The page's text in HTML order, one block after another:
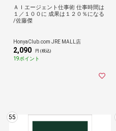
ＡＩエージェント仕事術 仕事時間は
１／１００に 成果は１２０％になる
/佐藤傑
HonyaClub.com JRE MALL店
2,090 円 (税込)
19ポイント
55